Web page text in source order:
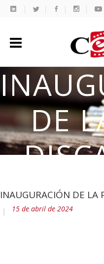
DE
INAUGURACIÓN DE LA
15 de abril de 2024